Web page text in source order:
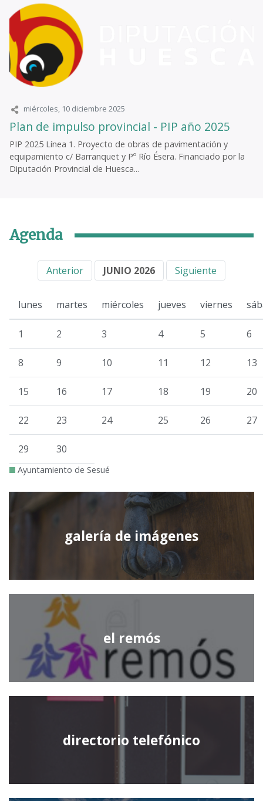
miércoles, 10 diciembre 2025
Plan de impulso provincial - PIP año 2025
PIP 2025 Línea 1. Proyecto de obras de pavimentación y
equipamiento c/ Barranquet y Pº Río Ésera. Financiado por la
Diputación Provincial de Huesca...
Agenda
Anterior JUNIO 2026 Siguiente
lunes martes miércoles jueves viernes
1 2 3 4 5 6
8 9 10 11 12 13
15 16 17 18 19 20
22 23 24 25 26 27
29 30
Ayuntamiento de Sesué
galería de imágenes
el remós
directorio telefónico